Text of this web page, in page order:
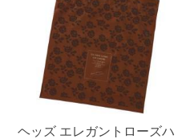
ヘッズ エレガントローズハ